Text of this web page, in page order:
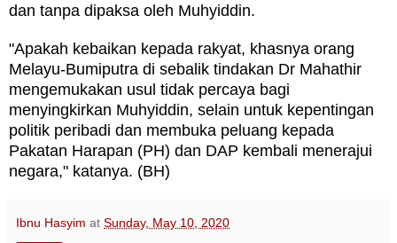
dan tanpa dipaksa oleh Muhyiddin.
"Apakah kebaikan kepada rakyat, khasnya orang
Melayu-Bumiputra di sebalik tindakan Dr Mahathir
mengemukakan usul tidak percaya bagi
menyingkirkan Muhyiddin, selain untuk kepentingan
politik peribadi dan membuka peluang kepada
Pakatan Harapan (PH) dan DAP kembali menerajui
negara," katanya. (BH)
Ibnu Hasyim at Sunday, May 10, 2020